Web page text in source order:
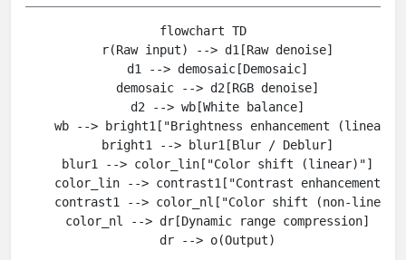
flowchart TD
    r(Raw input) --> d1[Raw denoise]
    d1 --> demosaic[Demosaic]
    demosaic --> d2[RGB denoise]
    d2 --> wb[White balance]
wb --> bright1["Brightness enhancement
    bright1 --> blur1[Blur / Deblur]
    blur1 --> color_lin["Color shift (linear)"]
color_lin --> contrast1["Contrast enhancement /
contrast1 --> color_nl["Color shift (non-
    color_nl --> dr[Dynamic range compression]